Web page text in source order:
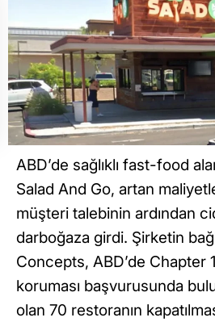
ABD’de sağlıklı fast-food
Salad And Go, artan
müşteri talebinin ardından
darboğaza girdi. Şirketin
Concepts, ABD’de Chapter
koruması başvurusunda
olan 70 restoranın